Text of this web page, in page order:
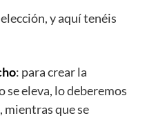
y aquí tenéis
: para crear la
se eleva, lo deberemos
mientras que se